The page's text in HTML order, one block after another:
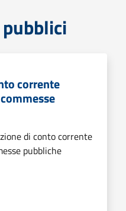
corrente
di conto corrente
pubbliche